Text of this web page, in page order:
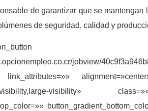
de garantizar que se
de seguridad, calidad y
jobview/
link_attributes=»»
visibility,large-visibility»